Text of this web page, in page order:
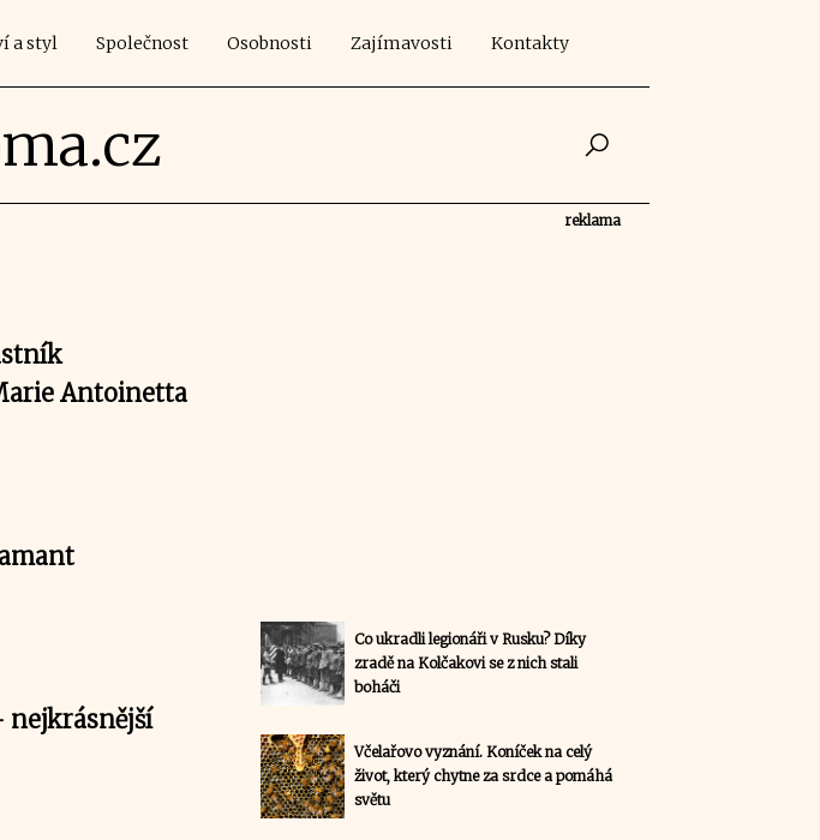
a styl Společnost Osobnosti Zajímavosti Kontakty
Antoinetta
nejkrásnější
reklama
Co ukradli legionáři v Rusku? Díky
zradě na Kolčakovi se z nich stali
boháči
Včelařovo vyznání. Koníček na celý
život, který chytne za srdce a pomáhá
světu